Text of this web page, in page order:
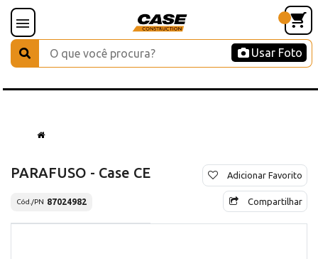
Usar Foto
PARAFUSO - Case CE
Cód./PN 87024982
Adicionar Favorito
Compartilhar